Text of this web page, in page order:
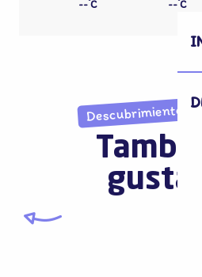
-- C -- C
Descubrimientos